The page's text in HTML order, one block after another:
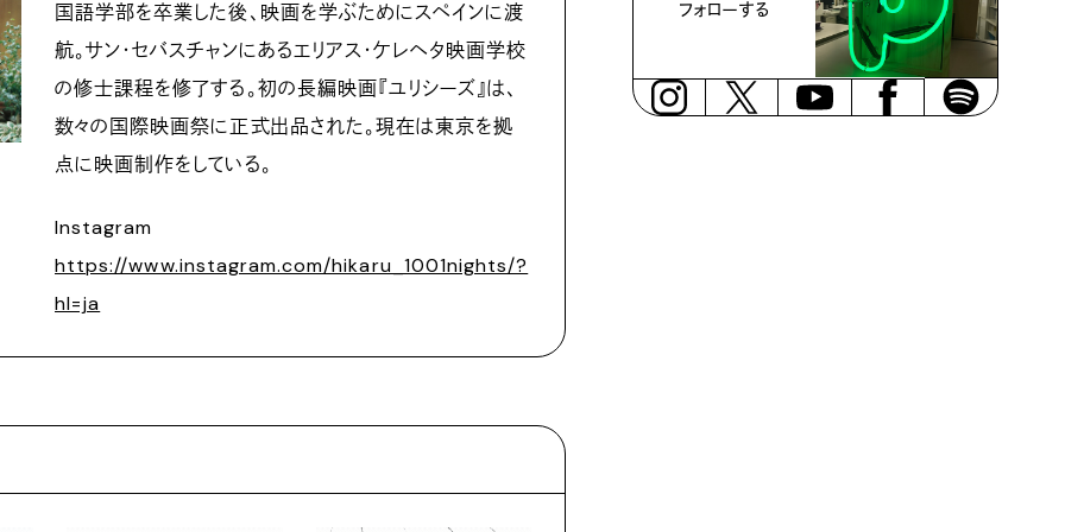
国語学部を卒業した後、映画を学ぶためにスペインに渡
航。サン・セバスチャンにあるエリアス・ケレヘタ映画学校
の修士課程を修了する。初の長編映画『ユリシーズ』は、
数々の国際映画祭に正式出品された。現在は東京を拠
点に映画制作をしている。
Instagram
https://www.instagram.com/hikaru_1001nights/?
hl=ja
フォローする